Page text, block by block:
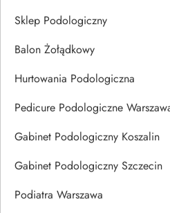
Sklep Podologiczny
Balon Żołądkowy
Hurtowania Podologiczna
Pedicure Podologiczne
Gabinet Podologiczny Koszalin
Gabinet Podologiczny Szczecin
Podiatra Warszawa